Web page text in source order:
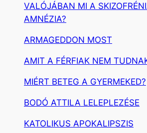
VALÓJÁBAN MI A
AMNÉZIA?
ARMAGEDDON MOST
AMIT A FÉRFIAK NEM
MIÉRT BETEG A GYERMEKED?
BODÓ ATTILA LELEPLEZÉSE
KATOLIKUS APOKALIPSZIS